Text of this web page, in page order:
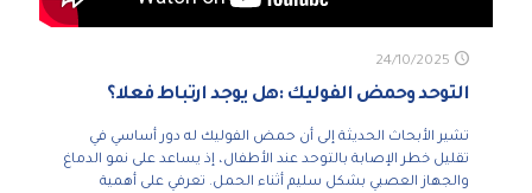
24/10/2025
التوحد وحمض الفوليك :هل يوجد ارتباط فعلا؟
تشير الأبحاث الحديثة إلى أن حمض الفوليك له دور أساسي في
تقليل خطر الإصابة بالتوحد عند الأطفال، إذ يساعد على نمو الدماغ
والجهاز العصبي بشكل سليم أثناء الحمل. تعرفي على أهمية